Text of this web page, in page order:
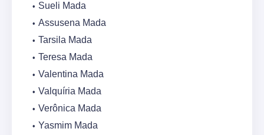
Sueli Mada
Assusena Mada
Tarsila Mada
Teresa Mada
Valentina Mada
Valquíria Mada
Verônica Mada
Yasmim Mada